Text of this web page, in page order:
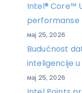
Intel® Core™
performanse
мај 25, 2026
Budućnost
inteligencije
мај 25, 2026